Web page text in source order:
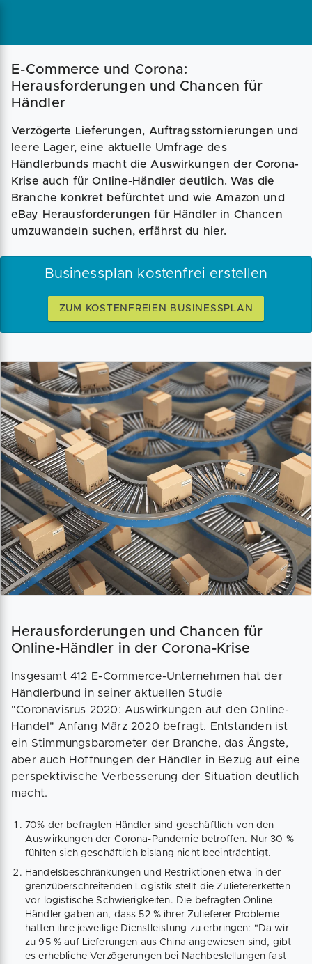
Magazin Businessplan Fördermittel
E-Commerce und Corona:
Herausforderungen und Chancen für
Händler
Verzögerte Lieferungen, Auftragsstornierungen und
leere Lager, eine aktuelle Umfrage des
Händlerbunds macht die Auswirkungen der Corona-
Krise auch für Online-Händler deutlich. Was die
Branche konkret befürchtet und wie Amazon und
eBay Herausforderungen für Händler in Chancen
umzuwandeln suchen, erfährst du hier.
Businessplan kostenfrei erstellen
ZUM KOSTENFREIEN BUSINESSPLAN
Herausforderungen und Chancen für
Online-Händler in der Corona-Krise
Insgesamt 412 E-Commerce-Unternehmen hat der
Händlerbund in seiner aktuellen Studie
"Coronavisrus 2020: Auswirkungen auf den Online-
Handel" Anfang März 2020 befragt. Entstanden ist
ein Stimmungsbarometer der Branche, das Ängste,
aber auch Hoffnungen der Händler in Bezug auf eine
perspektivische Verbesserung der Situation deutlich
macht.
70% der befragten Händler sind geschäftlich von den
Auswirkungen der Corona-Pandemie betroffen. Nur 30 %
fühlten sich geschäftlich bislang nicht beeinträchtigt.
Handelsbeschränkungen und Restriktionen etwa in der
grenzüberschreitenden Logistik stellt die Zuliefererketten
vor logistische Schwierigkeiten. Die befragten Online-
Händler gaben an, dass 52 % ihrer Zulieferer Probleme
hatten ihre jeweilige Dienstleistung zu erbringen: "Da wir
zu 95 % auf Lieferungen aus China angewiesen sind, gibt
es erhebliche Verzögerungen bei Nachbestellungen fast